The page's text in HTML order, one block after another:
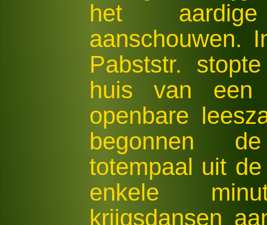
het
aanschouwen.
Pabststr.
huis van een
openbare
begonnen
totempaal uit
enkele
krijgsdansen